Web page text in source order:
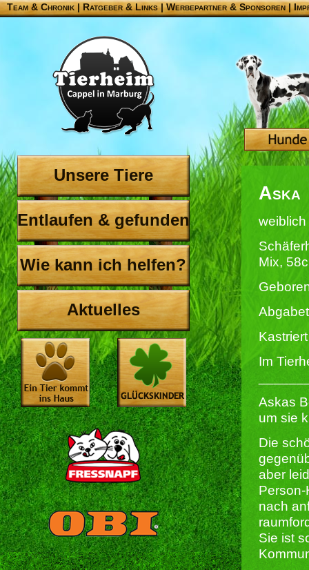
Team & Chronik |Ratgeber & Links|Werbepartner & Sponsoren|
Unsere Tiere
Entlaufen & gefunden
Wie kann ich helfen?
Aktuelles
Aska
weiblich
Mix,
Im
Askas
um sie
Die
aber
nach
Sie ist